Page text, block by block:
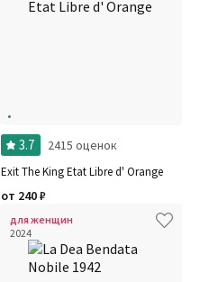
3.7 2415 оценок
Exit The King Etat Libre d' Orange
от 240₽
для женщин
2024